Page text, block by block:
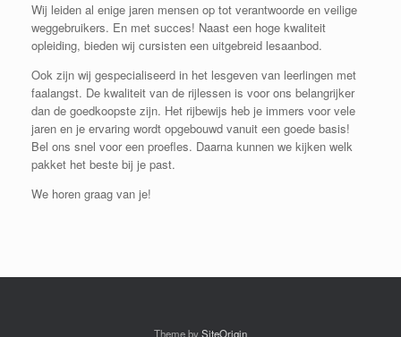
Wij leiden al enige jaren mensen op tot verantwoorde en veilige
weggebruikers. En met succes! Naast een hoge kwaliteit
opleiding, bieden wij cursisten een uitgebreid lesaanbod.
Ook zijn wij gespecialiseerd in het lesgeven van leerlingen met
faalangst. De kwaliteit van de rijlessen is voor ons belangrijker
dan de goedkoopste zijn. Het rijbewijs heb je immers voor vele
jaren en je ervaring wordt opgebouwd vanuit een goede basis!
Bel ons snel voor een proefles. Daarna kunnen we kijken welk
pakket het beste bij je past.
We horen graag van je!
Theme bySiteOrigin